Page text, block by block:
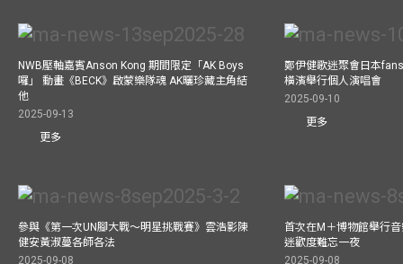
NWB壓軸嘉賓Anson Kong 期間限定「AK Boys
囉」 動畫《BECK》啟蒙樂隊魂 AK曬珍藏主角結
他
2025-09-13
更多
鄭伊健歌迷聚會日本
橫濱舉行個人演唱會
2025-09-10
更多
參與《第一次UN腳大戰～明星挑戰賽》雲浩影陳
健安黃淑蔓各師各法
2025-09-08
首次在M＋博物館舉行
迷歡度難忘一夜
2025-09-08